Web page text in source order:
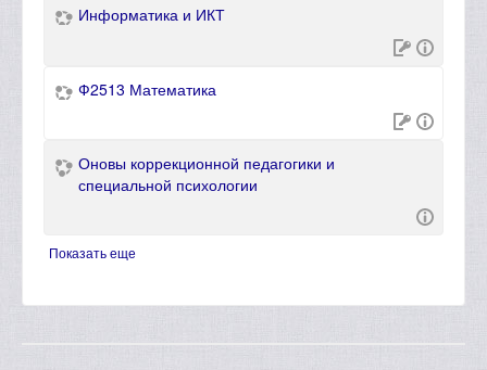
Информатика и ИКТ
Ф2513 Математика
Оновы коррекционной педагогики и
специальной психологии
Показать еще